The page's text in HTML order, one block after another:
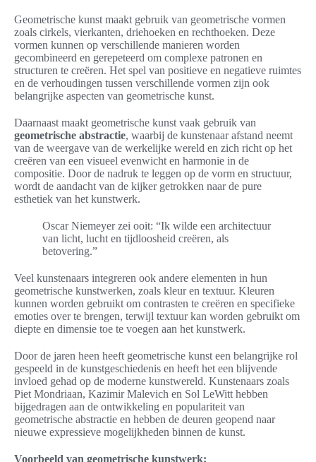
Geometrische kunst maakt gebruik van geometrische vormen
zoals cirkels, vierkanten, driehoeken en rechthoeken. Deze
vormen kunnen op verschillende manieren worden
gecombineerd en gerepeteerd om complexe patronen en
structuren te creëren. Het spel van positieve en negatieve ruimtes
en de verhoudingen tussen verschillende vormen zijn ook
belangrijke aspecten van geometrische kunst.
Daarnaast maakt geometrische kunst vaak gebruik van
geometrische abstractie, waarbij de kunstenaar afstand neemt
van de weergave van de werkelijke wereld en zich richt op het
creëren van een visueel evenwicht en harmonie in de
compositie. Door de nadruk te leggen op de vorm en structuur,
wordt de aandacht van de kijker getrokken naar de pure
esthetiek van het kunstwerk.
Oscar Niemeyer zei ooit: “Ik wilde een architectuur
van licht, lucht en tijdloosheid creëren, als
betovering.”
Veel kunstenaars integreren ook andere elementen in hun
geometrische kunstwerken, zoals kleur en textuur. Kleuren
kunnen worden gebruikt om contrasten te creëren en specifieke
emoties over te brengen, terwijl textuur kan worden gebruikt om
diepte en dimensie toe te voegen aan het kunstwerk.
Door de jaren heen heeft geometrische kunst een belangrijke rol
gespeeld in de kunstgeschiedenis en heeft het een blijvende
invloed gehad op de moderne kunstwereld. Kunstenaars zoals
Piet Mondriaan, Kazimir Malevich en Sol LeWitt hebben
bijgedragen aan de ontwikkeling en populariteit van
geometrische abstractie en hebben de deuren geopend naar
nieuwe expressieve mogelijkheden binnen de kunst.
Voorbeeld van geometrische kunstwerk: